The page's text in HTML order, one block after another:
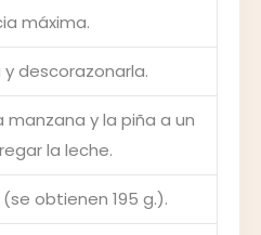
máxima.
y descorazonarla.
manzana y la piña a un
la leche.
obtienen 195 g.).